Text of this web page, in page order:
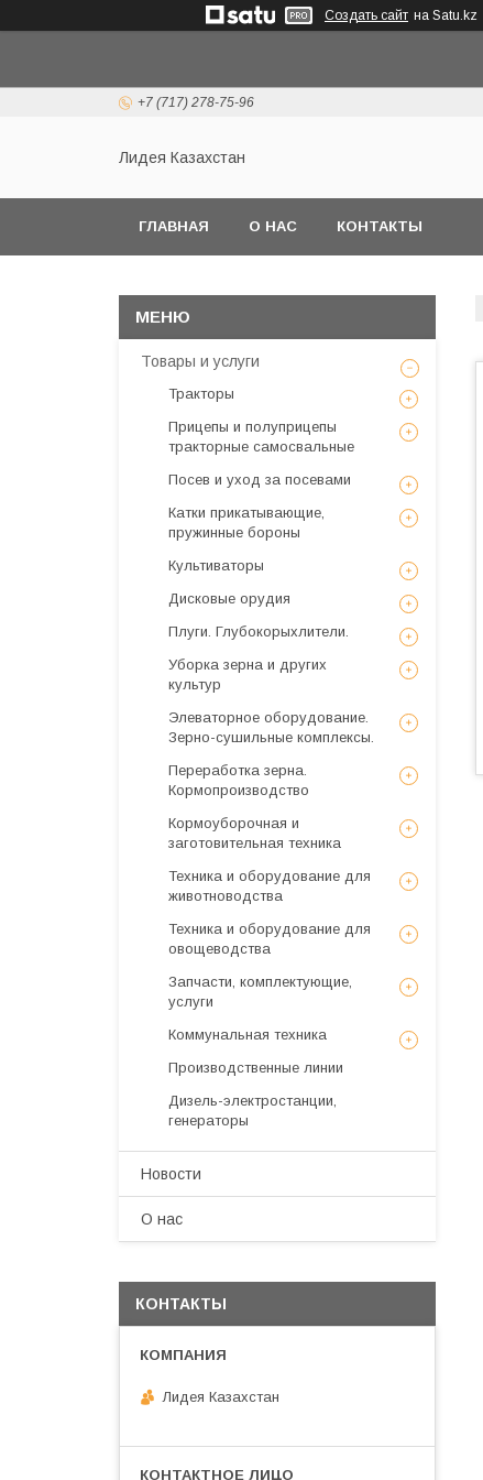
Создать сайт на Satu.kz
+7 (717) 278-75-96
Лидея Казахстан
ГЛАВНАЯ О НАС КОНТАКТЫ
Товары и услуги
Тракторы
Прицепы и полуприцепы
тракторные самосвальные
Посев и уход за посевами
Катки прикатывающие,
пружинные бороны
Культиваторы
Дисковые орудия
Плуги. Глубокорыхлители.
Уборка зерна и других
культур
Элеваторное оборудование.
Зерно-сушильные комплексы.
Переработка зерна.
Кормопроизводство
Кормоуборочная и
заготовительная техника
Техника и оборудование для
животноводства
Техника и оборудование для
овощеводства
Запчасти, комплектующие,
услуги
Коммунальная техника
Производственные линии
Дизель-электростанции,
генераторы
Новости
О нас
КОНТАКТЫ
Лидея Казахстан